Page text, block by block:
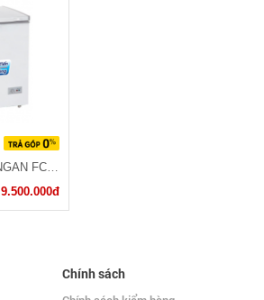
9.500.000đ
Chính sách